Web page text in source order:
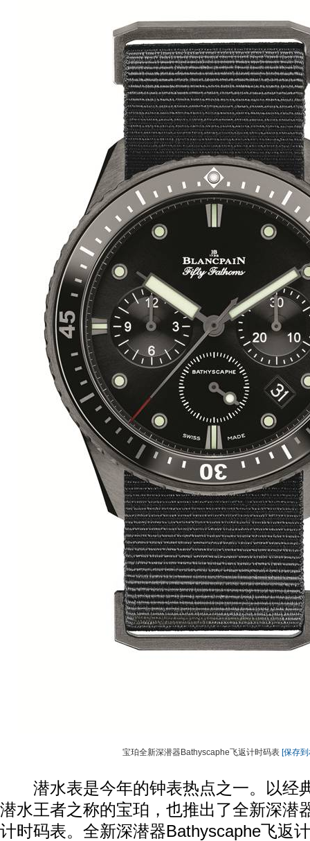
宝珀全新深潜器Bathyscaphe飞返计时码表 [保存
潜水表是今年的钟表热点之一。以经
潜水王者之称的宝珀，也推出了全新深潜
计时码表。全新深潜器Bathyscaphe飞返